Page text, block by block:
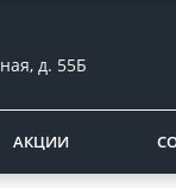
д. 55Б
АКЦИИ